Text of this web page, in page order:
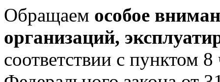
Обращаем особое
организаций,
соответствии с пунктом 8